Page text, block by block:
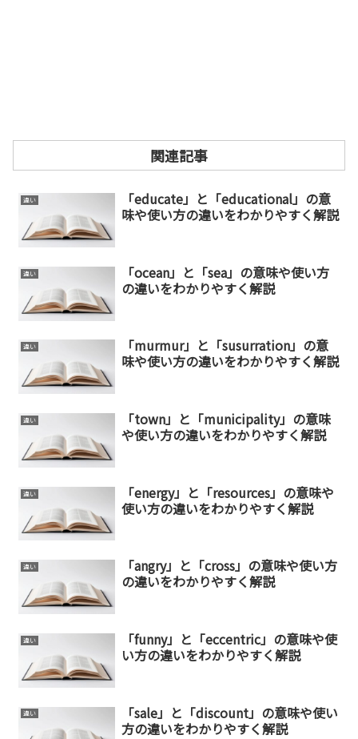
関連記事
違い
「educate」と「educational」の意
味や使い方の違いをわかりやすく解説
違い
「ocean」と「sea」の意味や使い方
の違いをわかりやすく解説
違い
「murmur」と「susurration」の意
味や使い方の違いをわかりやすく解説
違い
「town」と「municipality」の意味
や使い方の違いをわかりやすく解説
違い
「energy」と「resources」の意味や
使い方の違いをわかりやすく解説
違い
「angry」と「cross」の意味や使い方
の違いをわかりやすく解説
違い
「funny」と「eccentric」の意味や使
い方の違いをわかりやすく解説
違い
「sale」と「discount」の意味や使い
方の違いをわかりやすく解説